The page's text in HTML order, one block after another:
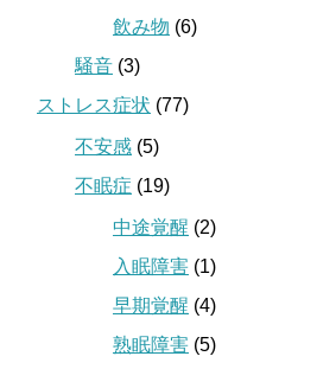
飲み物 (6)
騒音 (3)
ストレス症状 (77)
不安感 (5)
不眠症 (19)
中途覚醒 (2)
入眠障害 (1)
早期覚醒 (4)
熟眠障害 (5)